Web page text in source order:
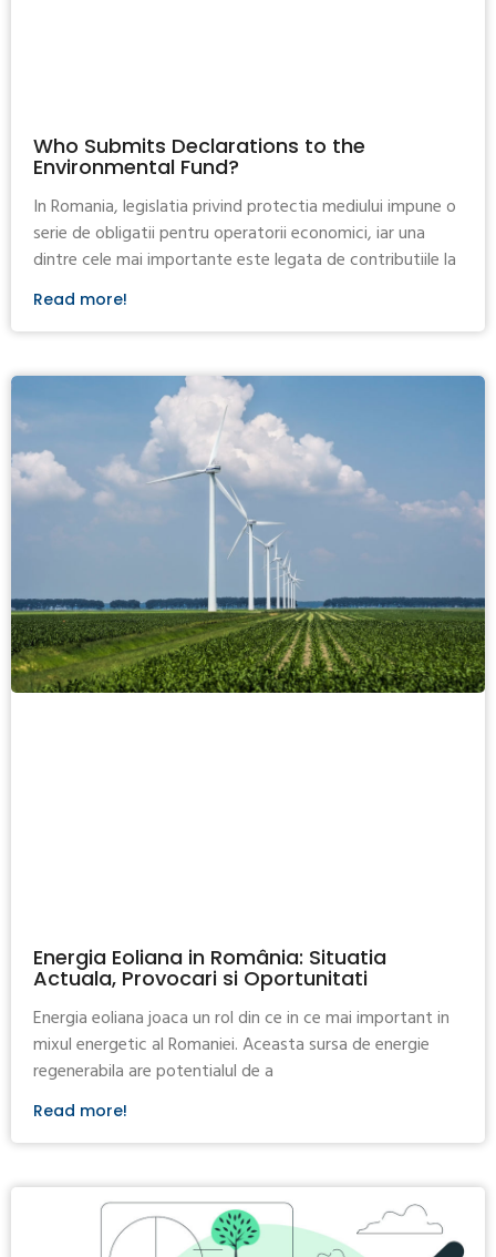
Who Submits Declarations to the
Environmental Fund?
In Romania, legislatia privind protectia mediului impune o
serie de obligatii pentru operatorii economici, iar una
dintre cele mai importante este legata de contributiile la
Read more!
Energia Eoliana in România: Situatia
Actuala, Provocari si Oportunitati
Energia eoliana joaca un rol din ce in ce mai important in
mixul energetic al Romaniei. Aceasta sursa de energie
regenerabila are potentialul de a
Read more!